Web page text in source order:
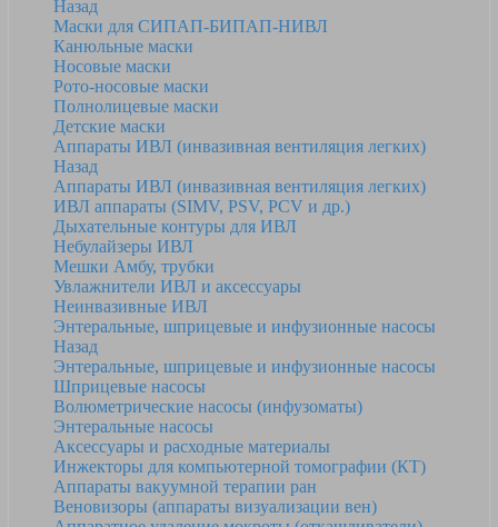
Назад
Маски для СИПАП-БИПАП-НИВЛ
Канюльные маски
Носовые маски
Рото-носовые маски
Полнолицевые маски
Детские маски
Аппараты ИВЛ (инвазивная вентиляция легких)
Назад
Аппараты ИВЛ (инвазивная вентиляция легких)
ИВЛ аппараты (SIMV, PSV, PCV и др.)
Дыхательные контуры для ИВЛ
Небулайзеры ИВЛ
Мешки Амбу, трубки
Увлажнители ИВЛ и аксессуары
Неинвазивные ИВЛ
Энтеральные, шприцевые и инфузионные насосы
Назад
Энтеральные, шприцевые и инфузионные насосы
Шприцевые насосы
Волюметрические насосы (инфузоматы)
Энтеральные насосы
Аксессуары и расходные материалы
Инжекторы для компьютерной томографии (КТ)
Аппараты вакуумной терапии ран
Веновизоры (аппараты визуализации вен)